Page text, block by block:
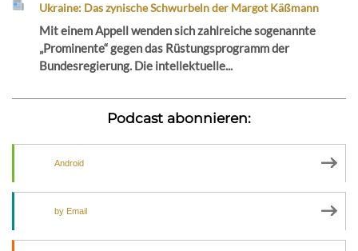
Ukraine: Das zynische Schwurbeln der Margot Käßmann
Mit einem Appell wenden sich zahlreiche sogenannte
„Prominente“ gegen das Rüstungsprogramm der
Bundesregierung. Die intellektuelle...
Podcast abonnieren:
Android
by Email